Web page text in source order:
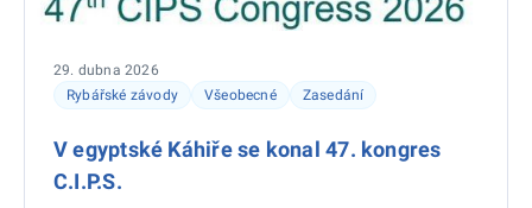
Rybářské závody Všeobecné Zasedání
29. dubna 2026
V egyptské Káhiře se konal 47. kongres
C.I.P.S.